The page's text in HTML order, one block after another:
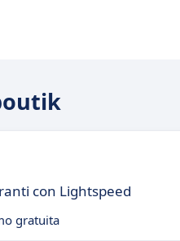
con Lightspeed
gratuita